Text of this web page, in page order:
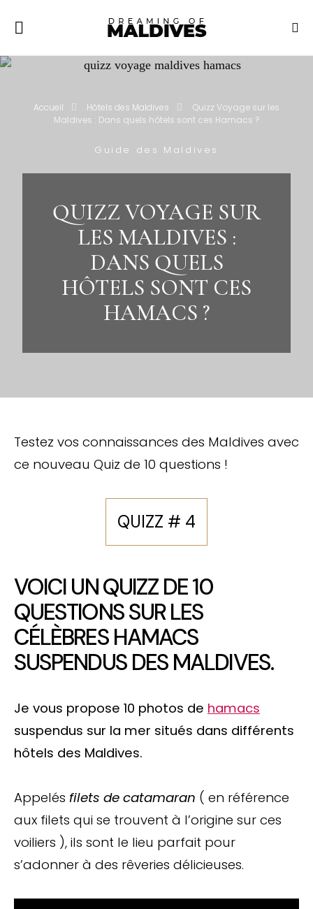
Accueil Hôtels des Maldives
Quizz Voyage sur les
Maldives : Dans quels hôtels sont ces Hamacs ?
Guide des Maldives
QUIZZ VOYAGE SUR
LES MALDIVES :
DANS QUELS
HÔTELS SONT CES
HAMACS ?
Testez vos connaissances des Maldives avec
ce nouveau Quiz de 10 questions !
QUIZZ # 4
VOICI UN QUIZZ DE 10
QUESTIONS SUR LES
CÉLÈBRES HAMACS
SUSPENDUS DES MALDIVES.
Je vous propose 10 photos de hamacs
suspendus sur la mer situés dans différents
hôtels des Maldives.
Appelés filets de catamaran ( en référence
aux filets qui se trouvent à l’origine sur ces
voiliers ), ils sont le lieu parfait pour
s’adonner à des rêveries délicieuses.